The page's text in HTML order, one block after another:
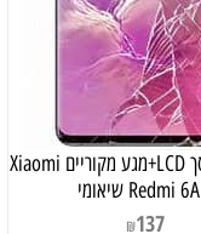
החלפת מסך LCD+מגע מקוריים Xiaomi
Redmi 6A שיאומי
₪137